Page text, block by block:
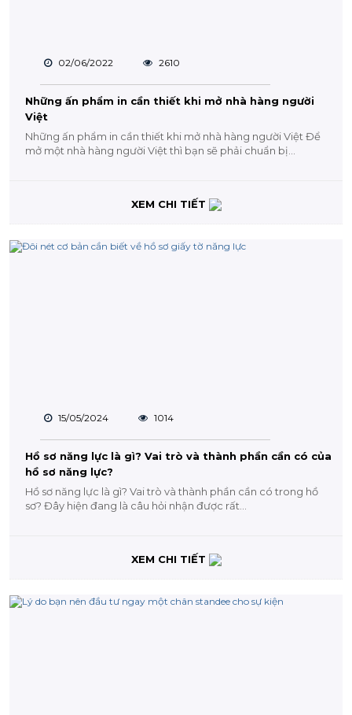
02/06/2022 2610
Những ấn phẩm in cần thiết khi mở nhà hàng người
Việt
Những ấn phẩm in cần thiết khi mở nhà hàng người Việt Để
mở một nhà hàng người Việt thì bạn sẽ phải chuẩn bị...
XEM CHI TIẾT
15/05/2024 1014
Hồ sơ năng lực là gì? Vai trò và thành phần cần có của
hồ sơ năng lực?
Hồ sơ năng lực là gì? Vai trò và thành phần cần có trong hồ
sơ? Đây hiện đang là câu hỏi nhận được rất...
XEM CHI TIẾT